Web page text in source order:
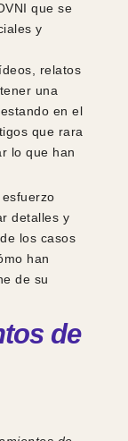
que se
y
relatos
una
en el
que rara
lo que han
detalles y
los casos
han
de su
de